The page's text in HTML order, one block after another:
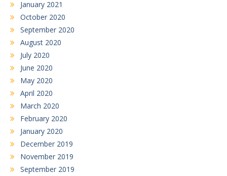
January 2021
October 2020
September 2020
August 2020
July 2020
June 2020
May 2020
April 2020
March 2020
February 2020
January 2020
December 2019
November 2019
September 2019